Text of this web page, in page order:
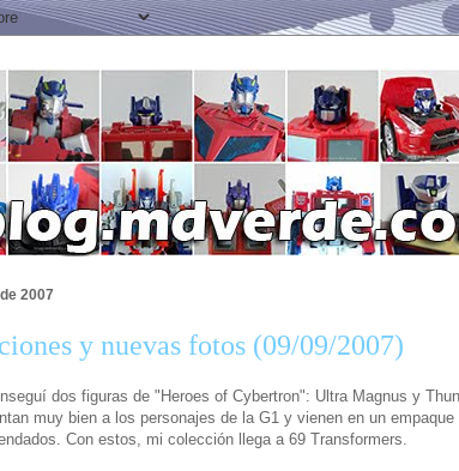
2007
y nuevas fotos (09/09/2007)
dos figuras de "Heroes of Cybertron": Ultra Magnus y
muy bien a los personajes de la G1 y vienen en un
Con estos, mi colección llega a 69 Transformers.